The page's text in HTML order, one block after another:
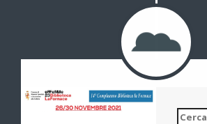
Ricerca